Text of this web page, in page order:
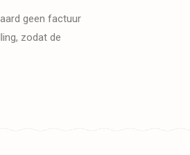
geen factuur
zodat de